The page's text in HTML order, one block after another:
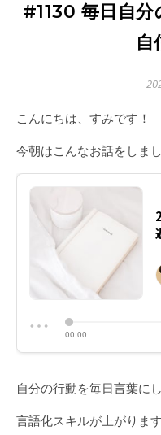
#1130 毎日自分
自
こんにちは、すみです！
今朝はこんなお話をしまし
自分の行動を毎日言葉に
言語化スキルが上がります